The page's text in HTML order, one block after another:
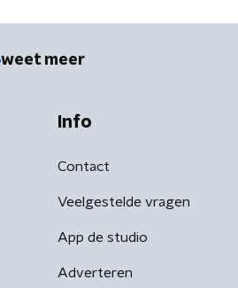
weet meer
Info
Contact
Veelgestelde vragen
App de studio
Adverteren